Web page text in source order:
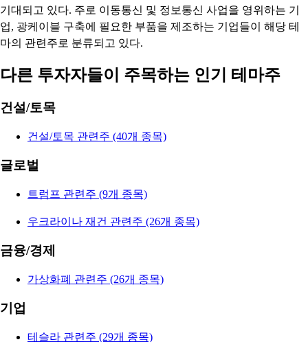
기대되고 있다. 주로 이동통신 및 정보통신 사업을 영위하는 기
업, 광케이블 구축에 필요한 부품을 제조하는 기업들이 해당 테
마의 관련주로 분류되고 있다.
다른 투자자들이 주목하는 인기 테마주
건설/토목
건설/토목 관련주 (40개 종목)
글로벌
트럼프 관련주 (9개 종목)
우크라이나 재건 관련주 (26개 종목)
금융/경제
가상화폐 관련주 (26개 종목)
기업
테슬라 관련주 (29개 종목)